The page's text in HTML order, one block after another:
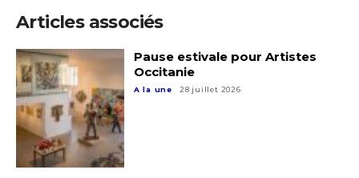
Adresse email*
Articles associés
Pause estivale pour Artistes
Occitanie
A la une 28 juillet 2026